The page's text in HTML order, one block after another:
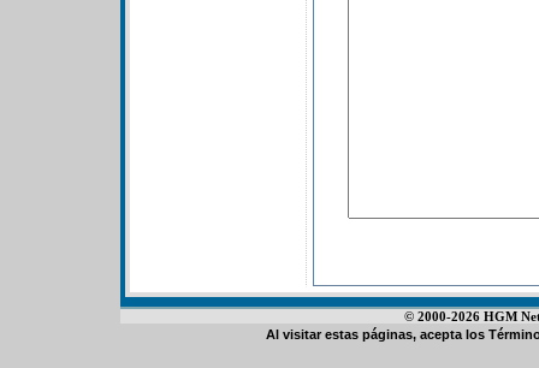
© 2000-2026 HGM
Al visitar estas páginas, acepta los